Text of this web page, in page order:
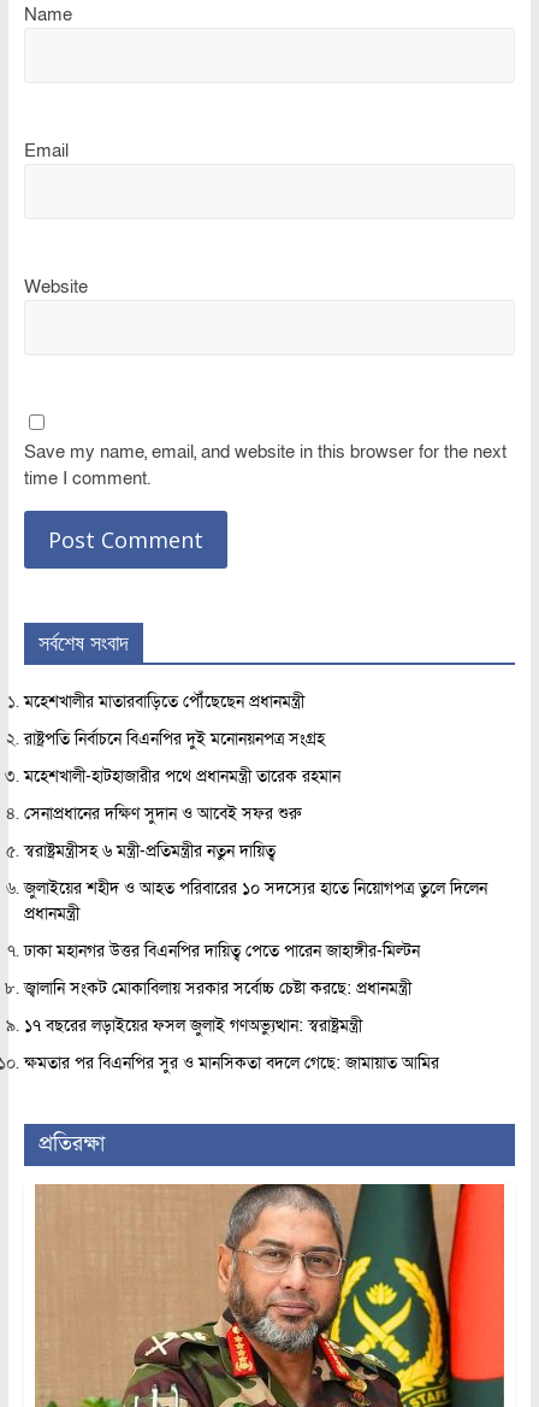
Name
Email
Website
Save my name, email, and website in this browser for the next
time I comment.
সর্বশেষ সংবাদ
মহেশখালীর মাতারবাড়িতে পৌঁছেছেন প্রধানমন্ত্রী
রাষ্ট্রপতি নির্বাচনে বিএনপির দুই মনোনয়নপত্র সংগ্রহ
মহেশখালী-হাটহাজারীর পথে প্রধানমন্ত্রী তারেক রহমান
সেনাপ্রধানের দক্ষিণ সুদান ও আবেই সফর শুরু
স্বরাষ্ট্রমন্ত্রীসহ ৬ মন্ত্রী-প্রতিমন্ত্রীর নতুন দায়িত্ব
জুলাইয়ের শহীদ ও আহত পরিবারের ১০ সদস্যের হাতে নিয়োগপত্র তুলে দিলেন
প্রধানমন্ত্রী
ঢাকা মহানগর উত্তর বিএনপির দায়িত্ব পেতে পারেন জাহাঙ্গীর-মিল্টন
জ্বালানি সংকট মোকাবিলায় সরকার সর্বোচ্চ চেষ্টা করছে: প্রধানমন্ত্রী
১৭ বছরের লড়াইয়ের ফসল জুলাই গণঅভ্যুত্থান: স্বরাষ্ট্রমন্ত্রী
ক্ষমতার পর বিএনপির সুর ও মানসিকতা বদলে গেছে: জামায়াত আমির
প্রতিরক্ষা